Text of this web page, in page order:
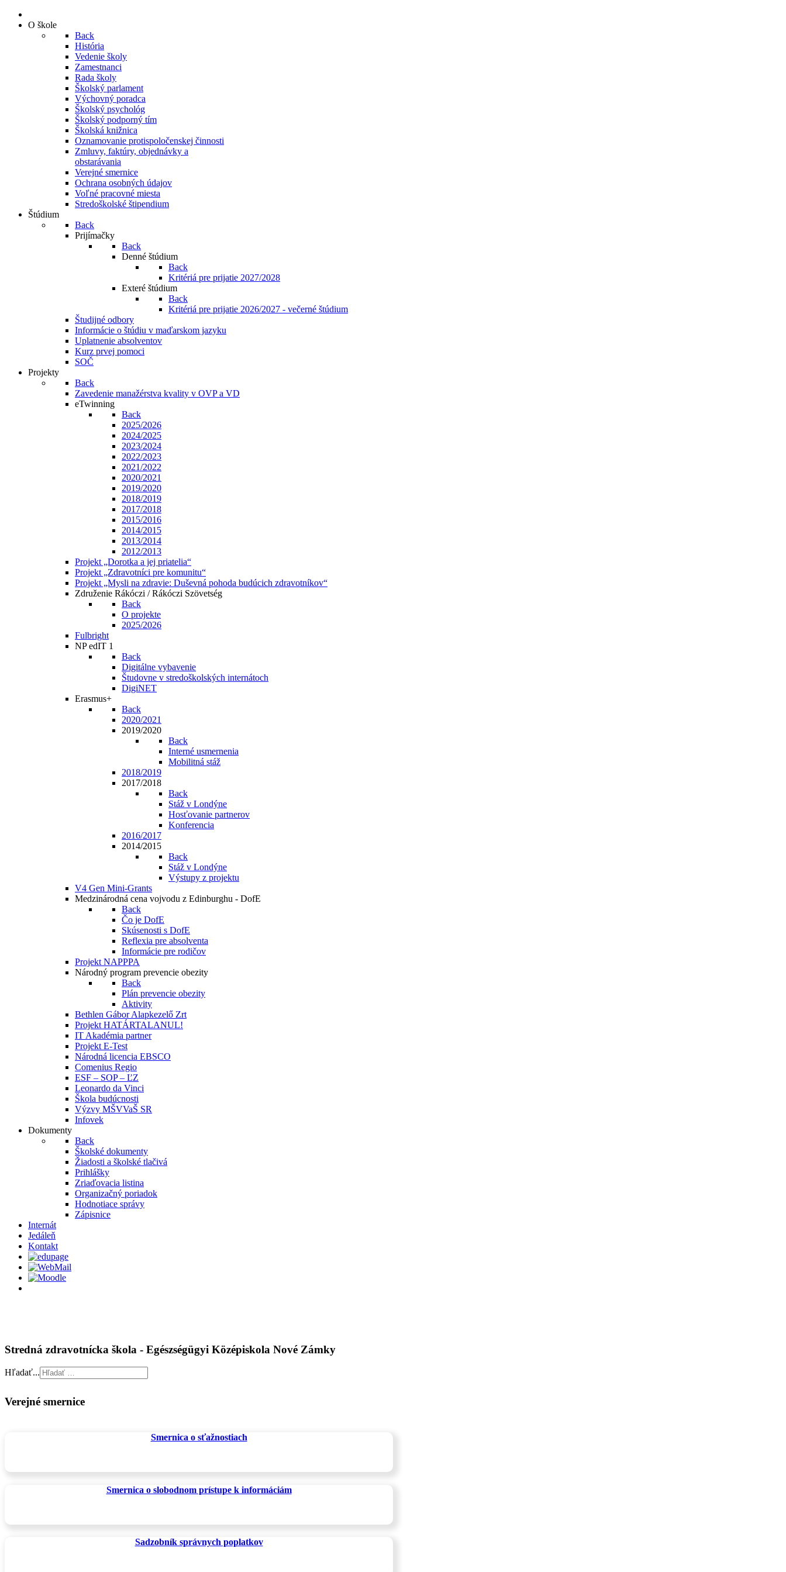
O škole
Back
História
Vedenie školy
Zamestnanci
Rada školy
Školský parlament
Výchovný poradca
Školský psychológ
Školský podporný tím
Školská knižnica
Oznamovanie protispoločenskej činnosti
Zmluvy, faktúry, objednávky a
obstarávania
Verejné smernice
Ochrana osobných údajov
Voľné pracovné miesta
Stredoškolské štipendium
Štúdium
Back
Prijímačky
Back
Denné štúdium
Back
Kritériá pre prijatie 2027/2028
Exteré štúdium
Back
Kritériá pre prijatie 2026/2027 - večerné štúdium
Študijné odbory
Informácie o štúdiu v maďarskom jazyku
Uplatnenie absolventov
Kurz prvej pomoci
SOČ
Projekty
Back
Zavedenie manažérstva kvality v OVP a VD
eTwinning
Back
2025/2026
2024/2025
2023/2024
2022/2023
2021/2022
2020/2021
2019/2020
2018/2019
2017/2018
2015/2016
2014/2015
2013/2014
2012/2013
Projekt „Dorotka a jej priatelia“
Projekt „Zdravotníci pre komunitu“
Projekt „Mysli na zdravie: Duševná pohoda budúcich zdravotníkov“
Združenie Rákóczi / Rákóczi Szövetség
Back
O projekte
2025/2026
Fulbright
NP edIT 1
Back
Digitálne vybavenie
Študovne v stredoškolských internátoch
DigiNET
Erasmus+
Back
2020/2021
2019/2020
Back
Interné usmernenia
Mobilitná stáž
2018/2019
2017/2018
Back
Stáž v Londýne
Hosťovanie partnerov
Konferencia
2016/2017
2014/2015
Back
Stáž v Londýne
Výstupy z projektu
V4 Gen Mini-Grants
Medzinárodná cena vojvodu z Edinburghu - DofE
Back
Čo je DofE
Skúsenosti s DofE
Reflexia pre absolventa
Informácie pre rodičov
Projekt NAPPPA
Národný program prevencie obezity
Back
Plán prevencie obezity
Aktivity
Bethlen Gábor Alapkezelő Zrt
Projekt HATÁRTALANUL!
IT Akadémia partner
Projekt E-Test
Národná licencia EBSCO
Comenius Regio
ESF – SOP – ĽZ
Leonardo da Vinci
Škola budúcnosti
Výzvy MŠVVaŠ SR
Infovek
Dokumenty
Back
Školské dokumenty
Žiadosti a školské tlačivá
Prihlášky
Zriaďovacia listina
Organizačný poriadok
Hodnotiace správy
Zápisnice
Internát
Jedáleň
Kontakt
Stredná zdravotnícka škola - Egészségügyi Középiskola Nové Zámky
Hľadať...
Verejné smernice
Smernica o sťažnostiach
Smernica o slobodnom prístupe k informáciám
Sadzobník správnych poplatkov